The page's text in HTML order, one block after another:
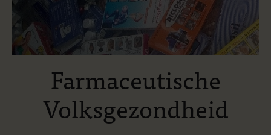
Farmaceutische
Volksgezondheid